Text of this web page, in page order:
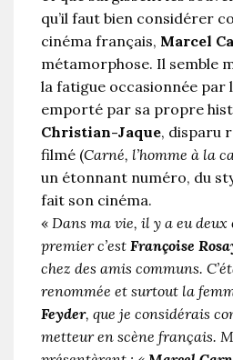
qu’il faut bien considérer
cinéma français, Marcel
métamorphose. Il semble
la fatigue occasionnée par
emporté par sa propre
Christian-Jaque, disparu
filmé (Carné, l’homme à la
un étonnant numéro, du
fait son ci­néma.
« Dans ma vie, il y a eu
premier c’est Françoise
chez des amis communs.
renommée et surtout la
Feyder, que je considérais
metteur en scène français.